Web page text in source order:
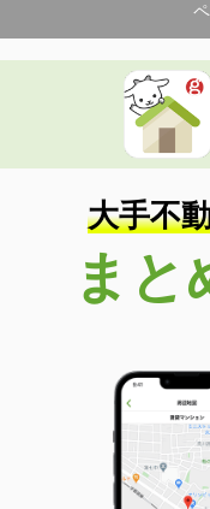
大手不
まと